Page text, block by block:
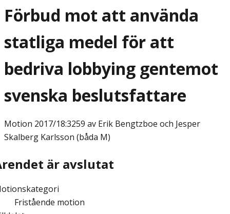
Förbud mot att använda
statliga medel för att
bedriva lobbying gentemot
svenska beslutsfattare
Motion 2017/18:3259 av Erik Bengtzboe och Jesper
Skalberg Karlsson (båda M)
är avslutat
Fristående motion